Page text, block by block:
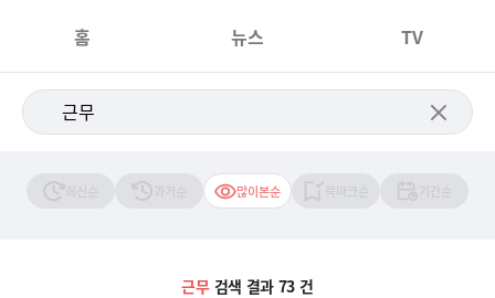
홈 뉴스 TV
많이본순
근무검색 결과 73 건